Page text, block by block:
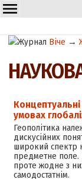
Віче →
умовах
Геополітика
дискусійних
широкий спектр
предметне поле.
проте жодне з
самодостатнім.